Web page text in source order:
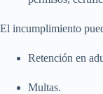
El incumplimiento
Retención en
Multas.